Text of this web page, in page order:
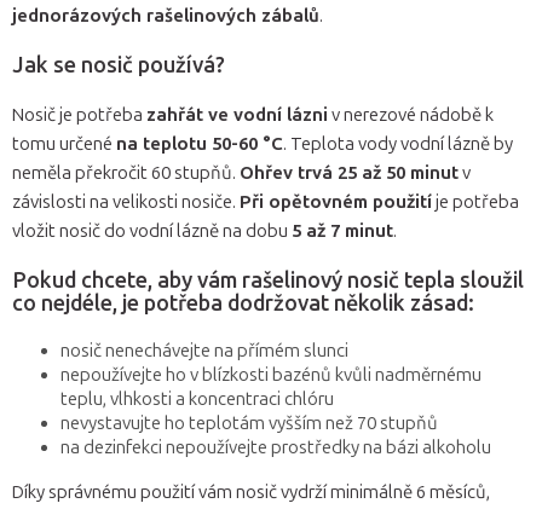
jednorázových rašelinových zábalů.
Jak se nosič používá?
Nosič je potřeba zahřát ve vodní lázni v nerezové nádobě k
tomu určené na teplotu 50-60 °C. Teplota vody vodní lázně by
neměla překročit 60 stupňů. Ohřev trvá 25 až 50 minutv
závislosti na velikosti nosiče. Při opětovném použitíje potřeba
vložit nosič do vodní lázně na dobu 5 až 7 minut.
Pokud chcete, aby vám rašelinový nosič tepla sloužil
co nejdéle, je potřeba dodržovat několik zásad:
nosič nenechávejte na přímém slunci
nepoužívejte ho v blízkosti bazénů kvůli nadměrnému
teplu, vlhkosti a koncentraci chlóru
nevystavujte ho teplotám vyšším než 70 stupňů
na dezinfekci nepoužívejte prostředky na bázi alkoholu
Díky správnému použití vám nosič vydrží minimálně 6 měsíců,